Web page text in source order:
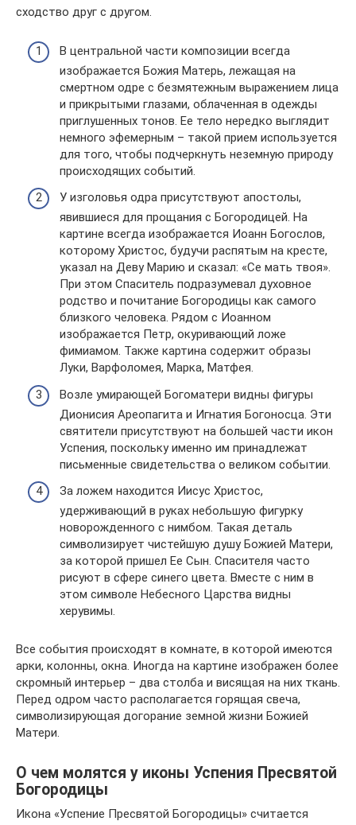
сходство друг с другом.
В центральной части композиции всегда
изображается Божия Матерь, лежащая на
смертном одре с безмятежным выражением лица
и прикрытыми глазами, облаченная в одежды
приглушенных тонов. Ее тело нередко выглядит
немного эфемерным – такой прием используется
для того, чтобы подчеркнуть неземную природу
происходящих событий.
У изголовья одра присутствуют апостолы,
явившиеся для прощания с Богородицей. На
картине всегда изображается Иоанн Богослов,
которому Христос, будучи распятым на кресте,
указал на Деву Марию и сказал: «Се мать твоя».
При этом Спаситель подразумевал духовное
родство и почитание Богородицы как самого
близкого человека. Рядом с Иоанном
изображается Петр, окуривающий ложе
фимиамом. Также картина содержит образы
Луки, Варфоломея, Марка, Матфея.
Возле умирающей Богоматери видны фигуры
Дионисия Ареопагита и Игнатия Богоносца. Эти
святители присутствуют на большей части икон
Успения, поскольку именно им принадлежат
письменные свидетельства о великом событии.
За ложем находится Иисус Христос,
удерживающий в руках небольшую фигурку
новорожденного с нимбом. Такая деталь
символизирует чистейшую душу Божией Матери,
за которой пришел Ее Сын. Спасителя часто
рисуют в сфере синего цвета. Вместе с ним в
этом символе Небесного Царства видны
херувимы.
Все события происходят в комнате, в которой имеются
арки, колонны, окна. Иногда на картине изображен более
скромный интерьер – два столба и висящая на них ткань.
Перед одром часто располагается горящая свеча,
символизирующая догорание земной жизни Божией
Матери.
О чем молятся у иконы Успения Пресвятой
Богородицы
Икона «Успение Пресвятой Богородицы» считается